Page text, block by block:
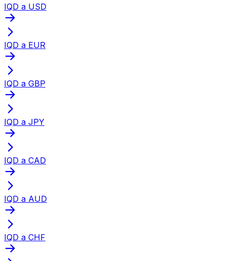
IQD a USD
IQD a EUR
IQD a GBP
IQD a JPY
IQD a CAD
IQD a AUD
IQD a CHF